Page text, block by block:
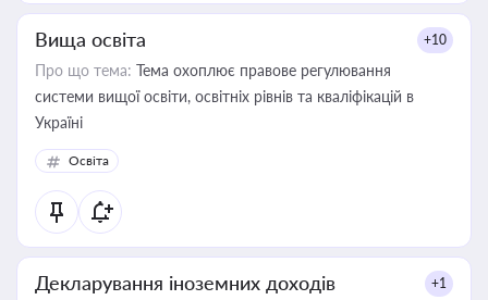
Вища освіта +10
Про що тема: Тема охоплює правове регулювання
системи вищої освіти, освітніх рівнів та кваліфікацій в
Україні
Освіта
Декларування іноземних доходів +1